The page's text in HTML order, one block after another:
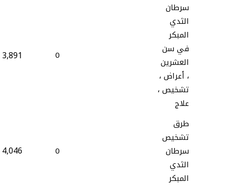
سرطان
الثدي
المبكر
في سن
العشرين
، أعراض ،
تشخيص ،
علاج
0
3,891
طرق
تشخيص
سرطان
الثدي
المبكر
0
4,046